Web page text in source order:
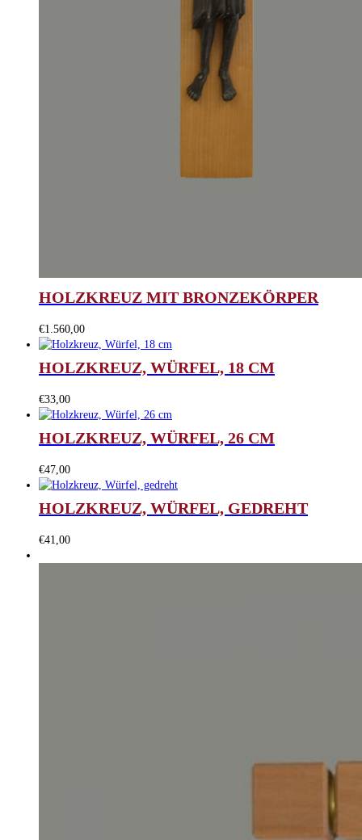
HOLZKREUZ MIT BRONZEKÖRPER
€1.560,00
HOLZKREUZ, WÜRFEL, 18 CM
€33,00
HOLZKREUZ, WÜRFEL, 26 CM
€47,00
HOLZKREUZ, WÜRFEL, GEDREHT
€41,00